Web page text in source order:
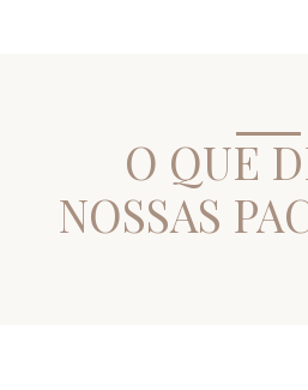
O QUE
NOSSAS